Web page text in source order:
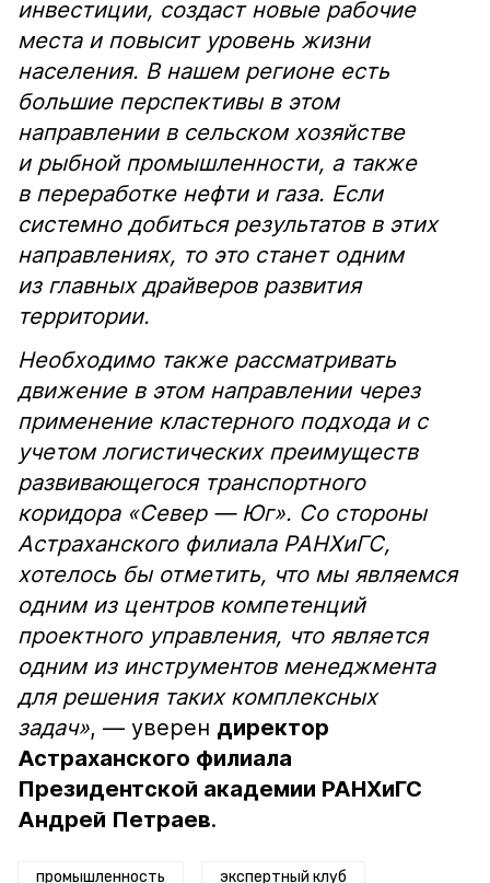
инвестиции, создаст новые рабочие
места и повысит уровень жизни
населения. В нашем регионе есть
большие перспективы в этом
направлении в сельском хозяйстве
и рыбной промышленности, а также
в переработке нефти и газа. Если
системно добиться результатов в этих
направлениях, то это станет одним
из главных драйверов развития
территории.
Необходимо также рассматривать
движение в этом направлении через
применение кластерного подхода и с
учетом логистических преимуществ
развивающегося транспортного
коридора «Север — Юг». Со стороны
Астраханского филиала РАНХиГС,
хотелось бы отметить, что мы являемся
одним из центров компетенций
проектного управления, что является
одним из инструментов менеджмента
для решения таких комплексных
задач», — уверен директор
Астраханского филиала
Президентской академии РАНХиГС
Андрей Петраев.
промышленность экспертный клуб